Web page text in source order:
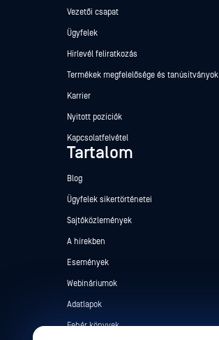
Vezetői csapat
Ügyfelek
Hírlevél feliratkozás
Termékek megfelelősége és tanúsítványok
Karrier
Nyitott pozíciók
Kapcsolatfelvétel
Tartalom
Blog
Ügyfelek sikertörténetei
Sajtóközlemények
A hírekben
Események
Webináriumok
Adatlapok
Fehér könyvek